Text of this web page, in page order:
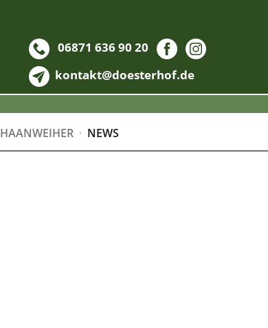
06871 636 90 20
kontakt@doesterhof.de
HAANWEIHER NEWS